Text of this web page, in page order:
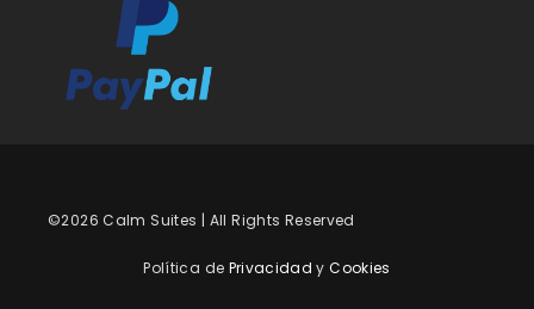
©2026 Calm Suites | All Rights Reserved
Política de Privacidad yCookies